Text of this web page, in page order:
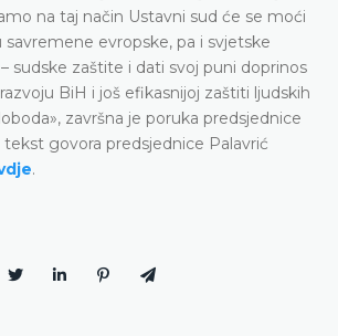
na taj način Ustavni sud će se moći
evropske, pa i svjetske
sudske zaštite i dati svoj puni doprinos
BiH i još efikasnijoj zaštiti ljudskih
završna je poruka predsjednice
tekst govora predsjednice Palavrić
.